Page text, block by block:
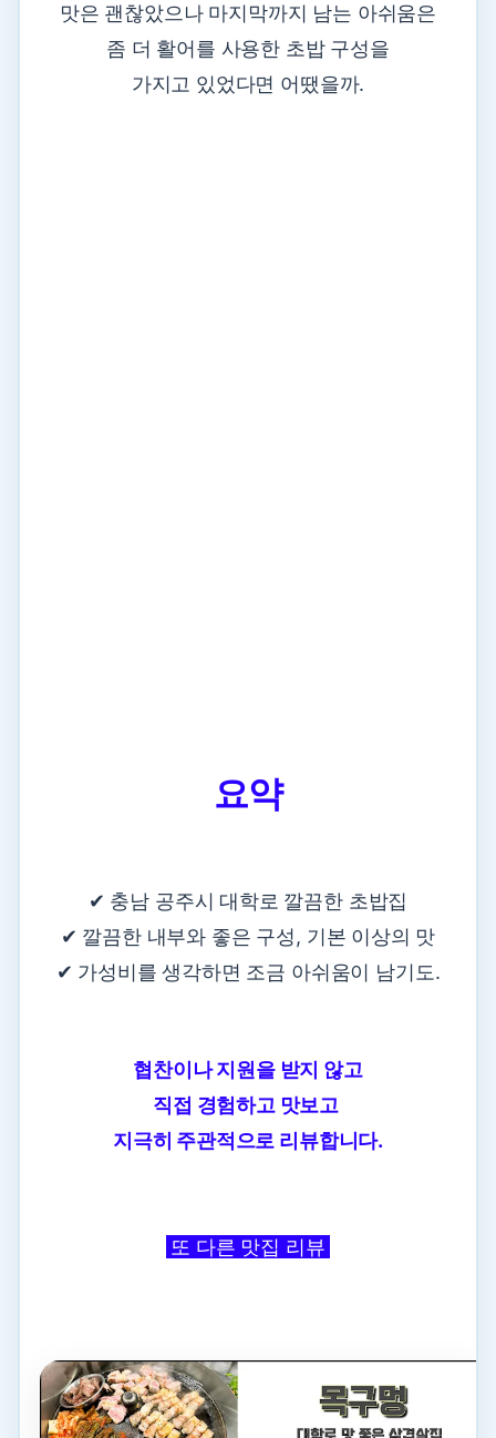
맛은 괜찮았으나 마지막까지 남는 아쉬움은
좀 더 활어를 사용한 초밥 구성을
가지고 있었다면 어땠을까.
요약
✔ 충남 공주시 대학로 깔끔한 초밥집
✔ 깔끔한 내부와 좋은 구성, 기본 이상의 맛
✔ 가성비를 생각하면 조금 아쉬움이 남기도.
협찬이나 지원을 받지 않고
직접 경험하고 맛보고
지극히 주관적으로 리뷰합니다.
또 다른 맛집 리뷰